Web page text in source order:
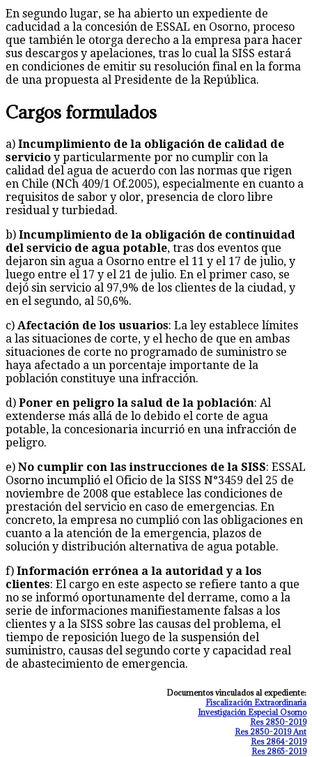
En segundo lugar, se ha abierto un expediente de
caducidad a la concesión de ESSAL en Osorno, proceso
que también le otorga derecho a la empresa para hacer
sus descargos y apelaciones, tras lo cual la SISS estará
en condiciones de emitir su resolución final en la forma
de una propuesta al Presidente de la República.
Cargos formulados
a) Incumplimiento de la obligación de calidad de
servicio y particularmente por no cumplir con la
calidad del agua de acuerdo con las normas que rigen
en Chile (NCh 409/1 Of.2005), especialmente en cuanto a
requisitos de sabor y olor, presencia de cloro libre
residual y turbiedad.
b) Incumplimiento de la obligación de continuidad
del servicio de agua potable, tras dos eventos que
dejaron sin agua a Osorno entre el 11 y el 17 de julio, y
luego entre el 17 y el 21 de julio. En el primer caso, se
dejó sin servicio al 97,9% de los clientes de la ciudad, y
en el segundo, al 50,6%.
c) Afectación de los usuarios: La ley establece límites
a las situaciones de corte, y el hecho de que en ambas
situaciones de corte no programado de suministro se
haya afectado a un porcentaje importante de la
población constituye una infracción.
d) Poner en peligro la salud de la población: Al
extenderse más allá de lo debido el corte de agua
potable, la concesionaria incurrió en una infracción de
peligro.
e) No cumplir con las instrucciones de la SISS: ESSAL
Osorno incumplió el Oficio de la SISS N°3459 del 25 de
noviembre de 2008 que establece las condiciones de
prestación del servicio en caso de emergencias. En
concreto, la empresa no cumplió con las obligaciones en
cuanto a la atención de la emergencia, plazos de
solución y distribución alternativa de agua potable.
f) Información errónea a la autoridad y a los
clientes: El cargo en este aspecto se refiere tanto a que
no se informó oportunamente del derrame, como a la
serie de informaciones manifiestamente falsas a los
clientes y a la SISS sobre las causas del problema, el
tiempo de reposición luego de la suspensión del
suministro, causas del segundo corte y capacidad real
de abastecimiento de emergencia.
Documentos vinculados al expediente:
Fiscalización Extraordinaria
Investigación Especial Osorno
Res 2850-2019
Res 2850-2019 Ant
Res 2864-2019
Res 2865-2019